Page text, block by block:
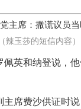
主席：撒谎议员
（辣玉莎的短信内容）
佩英和纳登说，
主席费沙供证时